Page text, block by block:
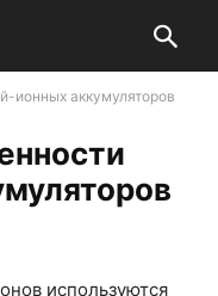
ионных аккумуляторов
используются